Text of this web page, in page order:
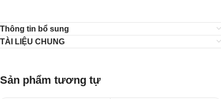
Thông tin bổ sung
TÀI LIỆU CHUNG
Sản phẩm tương tự